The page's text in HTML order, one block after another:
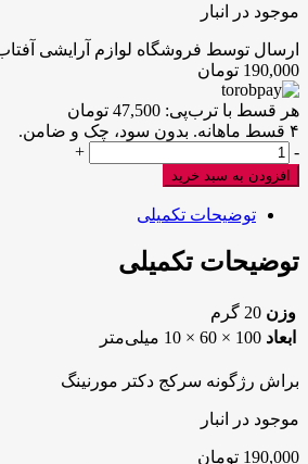
موجود در انبار
ارسال توسط فروشگاه لوازم آرایشی
190,000 تومان
هر قسط با ترب‌پی: 47,500 تومان
۴ قسط ماهانه. بدون سود، چک و ضامن.
براش
رژگونه
سرکج
دکتر
عدد
-
+
افزودن به سبد خرید
توضیحات تکمیلی
توضیحات تکمیلی
وزن 20 گرم
ابعاد 100 × 60 × 10 میلی‌متر
براش رژگونه سرکج دکتر مورنینگ
موجود در انبار
190,000 تومان